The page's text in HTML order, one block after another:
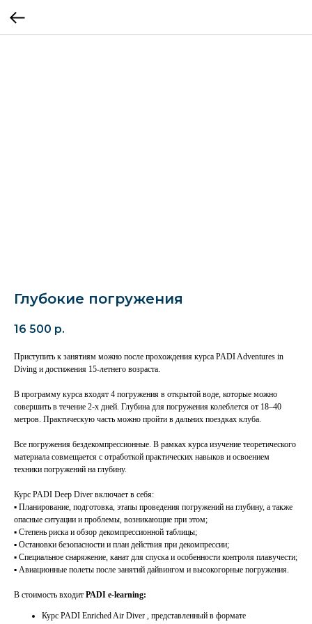
Глубокие погружения
16 500 р.
Приступить к занятиям можно после прохождения курса PADI Adventures in
Diving и достижения 15-летнего возраста.
В программу курса входят 4 погружения в открытой воде, которые можно
совершить в течение 2-х дней. Глубина для погружения колеблется от 18–40
метров. Практическую часть можно пройти в дальних поездках клуба.
Все погружения бездекомпрессионные. В рамках курса изучение теоретического
материала совмещается с отработкой практических навыков и освоением
техники погружений на глубину.
Курс PADI Deep Diver включает в себя:
▪ Планирование, подготовка, этапы проведения погружений на глубину, а также
опасные ситуации и проблемы, возникающие при этом;
▪ Степень риска и обзор декомпрессионной таблицы;
▪ Остановки безопасности и план действия при декомпрессии;
▪ Специальное снаряжение, канат для спуска и особенности контроля плавучести;
▪ Авиационные полеты после занятий дайвингом и высокогорные погружения.
В стоимость входит PADI e-learning:
Курс PADI Enriched Air Diver , представленный в формате